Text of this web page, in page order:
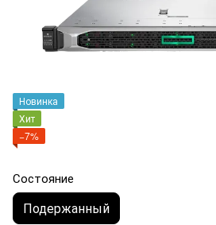
Новинка
Хит
−7%
Состояние
Подержанный